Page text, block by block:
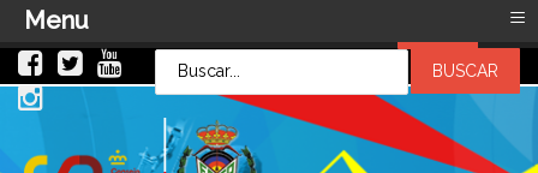
LOG INOR
Contraseña
Menu ≡